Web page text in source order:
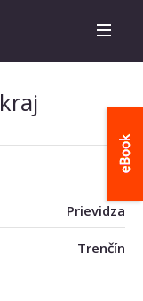
Prievidza
Trenčín